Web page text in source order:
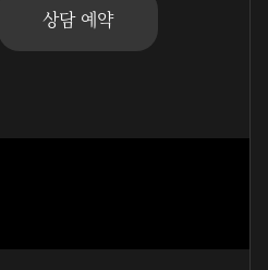
상담 예약